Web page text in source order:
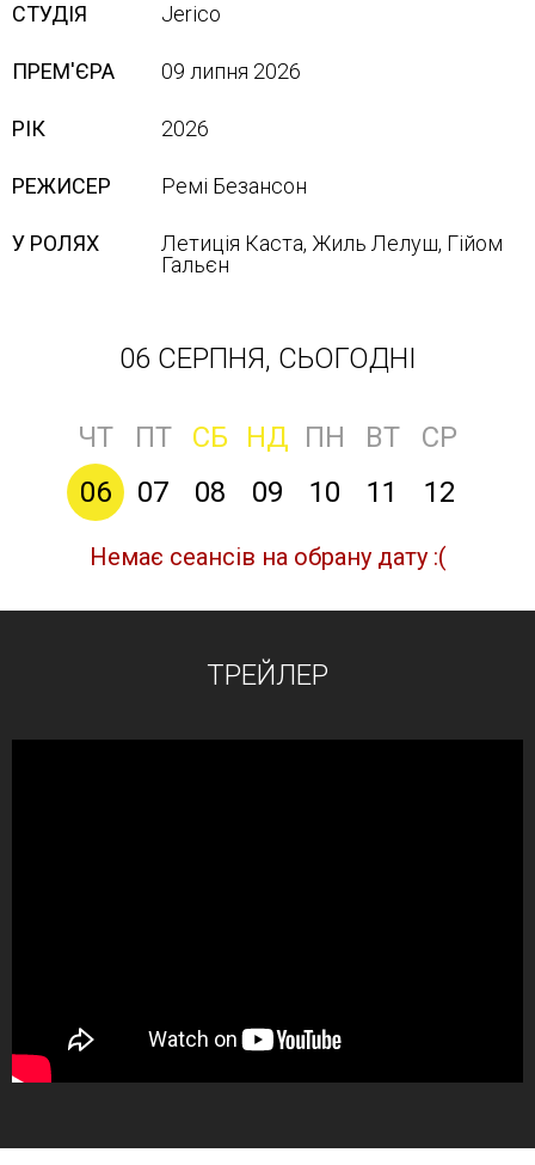
СТУДІЯ Jerico
ПРЕМ'ЄРА 09 липня 2026
РІК 2026
РЕЖИСЕР Ремі Безансон
У РОЛЯХ
Летиція Каста, Жиль Лелуш, Гійом
Гальєн
06 СЕРПНЯ, СЬОГОДНІ
ЧТ ПТ СБ НД ПН ВТ
СР
06
07 08 09 10 11 12
Немає сеансів на обрану дату :(
ТРЕЙЛЕР